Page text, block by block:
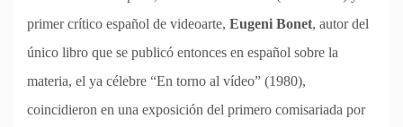
primer crítico español de videoarte, Eugeni Bonet, autor del
único libro que se publicó entonces en español sobre la
materia, el ya célebre “En torno al vídeo” (1980),
coincidieron en una exposición del primero comisariada por